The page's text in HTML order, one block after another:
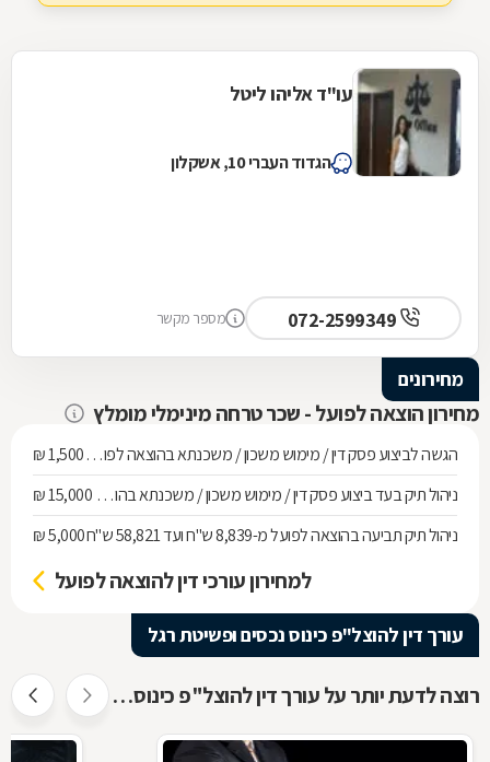
עו"ד אליהו ליטל
הגדוד העברי 10, אשקלון
מספר מקשר
מחירונים
מחירון הוצאה לפועל - שכר טרחה מינימלי מומלץ
הגשה לביצוע פסק דין / מימוש משכון / משכנתא בהוצאה לפועל ועד חוב של 268,010 ש"ח1,500 ₪
ניהול תיק בעד ביצוע פסק דין / מימוש משכון / משכנתא בהוצאה לפועל מחוב של 268,010 ש"ח ועד 536,137 ש"ח 15,000 ₪
ניהול תיק תביעה בהוצאה לפועל מ-8,839 ש"ח ועד 58,821 ש"ח
5,000 ₪
למחירון עורכי דין להוצאה לפועל
עורך דין להוצל"פ כינוס נכסים ופשיטת רגל
רוצה לדעת יותר על עורך דין להוצל"פ כינוס נכסים ופשיטת רגל ?